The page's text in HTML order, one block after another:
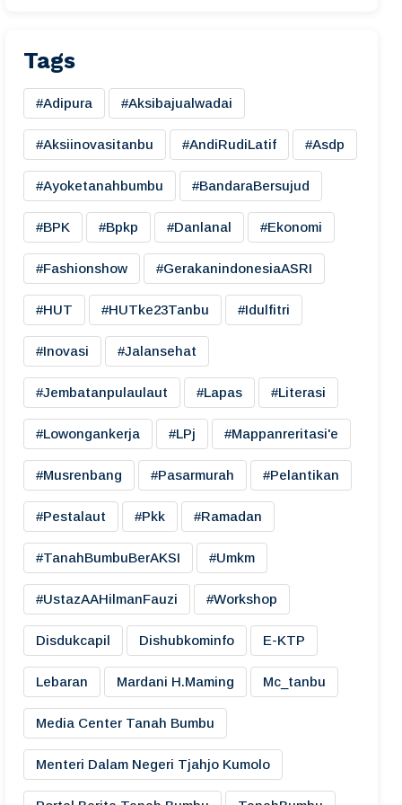
Tags
#adipura #aksibajualwadai
#aksiinovasitanbu #AndiRudiLatif #asdp
#ayoketanahbumbu #BandaraBersujud
#BPK #bpkp #danlanal #ekonomi
#fashionshow #gerakanindonesiaASRI
#HUT #HUTke23Tanbu #idulfitri
#inovasi #jalansehat
#jembatanpulaulaut #lapas #literasi
#lowongankerja #LPj #mappanreritasi'e
#musrenbang #pasarmurah #pelantikan
#pestalaut #pkk #ramadan
#TanahBumbuBerAKSI #umkm
#UstazAAHilmanFauzi #workshop
Disdukcapil Dishubkominfo E-KTP
Lebaran Mardani H.maming Mc_tanbu
Media Center Tanah Bumbu
Menteri Dalam Negeri Tjahjo Kumolo